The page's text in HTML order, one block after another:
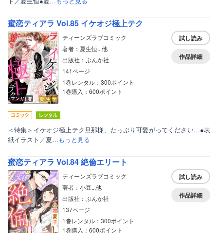
蜜恋ティアラ Vol.85 イケオジ極上テク
マンガ｜巻
ティーンズラブコミック
著者：夏生恒...他
出版社：ぶんか社
141ページ
1巻レンタル：300ポイント
1巻購入：600ポイント
試し読み
作品詳細
＜特集＞イケオジ極上テク旦那様、たっぷり可愛がってください…●表
紙イラスト／夏…もっと見る
蜜恋ティアラ Vol.84 絶倫エリート
ティーンズラブコミック
著者：小豆...他
出版社：ぶんか社
137ページ
1巻レンタル：300ポイント
1巻購入：600ポイント
試し読み
作品詳細